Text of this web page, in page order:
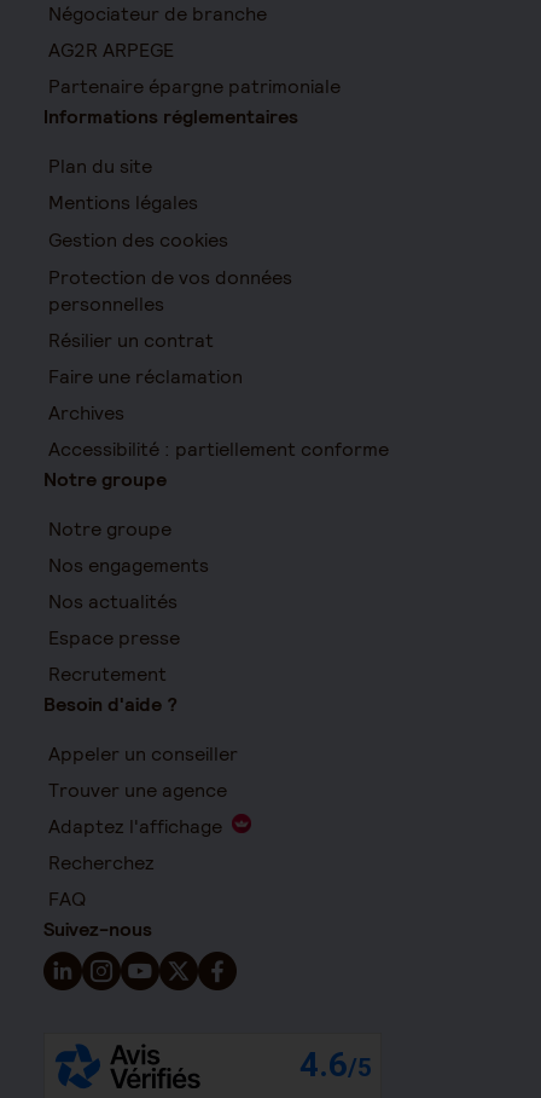
Négociateur de branche
AG2R ARPEGE
Partenaire épargne patrimoniale
Informations réglementaires
Plan du site
Mentions légales
Gestion des cookies
Protection de vos données
personnelles
Résilier un contrat
Faire une réclamation
Archives
Accessibilité : partiellement conforme
Notre groupe
Notre groupe
Nos engagements
Nos actualités
Espace presse
Recrutement
Besoin d'aide ?
Appeler un conseiller
Trouver une agence
Adaptez l'affichage
Recherchez
FAQ
Suivez-nous
Suivez-nous sur LinkedIn - Nouvelle fenêtre
Suivez-nous sur Instagram - Nouvelle fenêtre
Suivez-nous sur YouTube - Nouvelle fenêtre
Suivez-nous sur X - Nouvelle fenêtre
Suivez-nous sur Facebook - Nouvelle